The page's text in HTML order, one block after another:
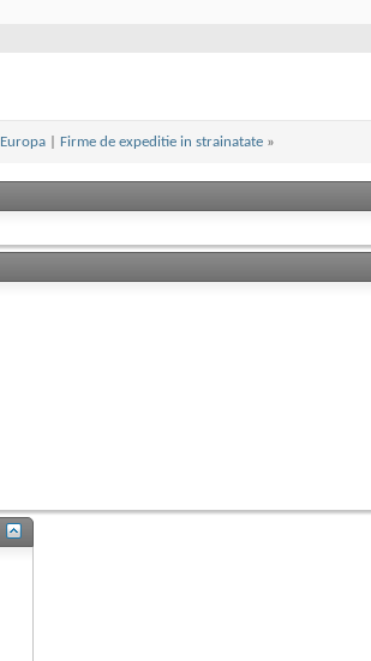
| Firme de expeditie in strainatate »